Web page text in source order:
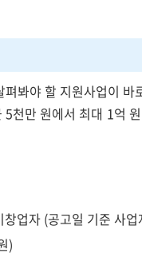
봐야 할 지원사업이 바
천만 원에서 최대 1억
업자 (공고일 기준 사
)